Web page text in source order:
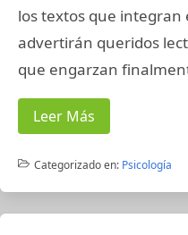
los textos que integran
advertirán queridos
que engarzan
Leer Más
Categorizado en: Psicología